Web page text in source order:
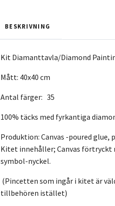
BESKRIVNING
Kit Diamanttavla/Diamond
Mått: 40x40 cm
Antal färger: 35
100% täcks med fyrkantiga
Produktion: Canvas -poured glue,
Kitet innehåller; Canvas förtryckt
symbol-nyckel.
(Pincetten som ingår i kitet är
tillbehören istället)